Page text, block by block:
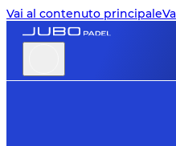
Vai al contenuto principale